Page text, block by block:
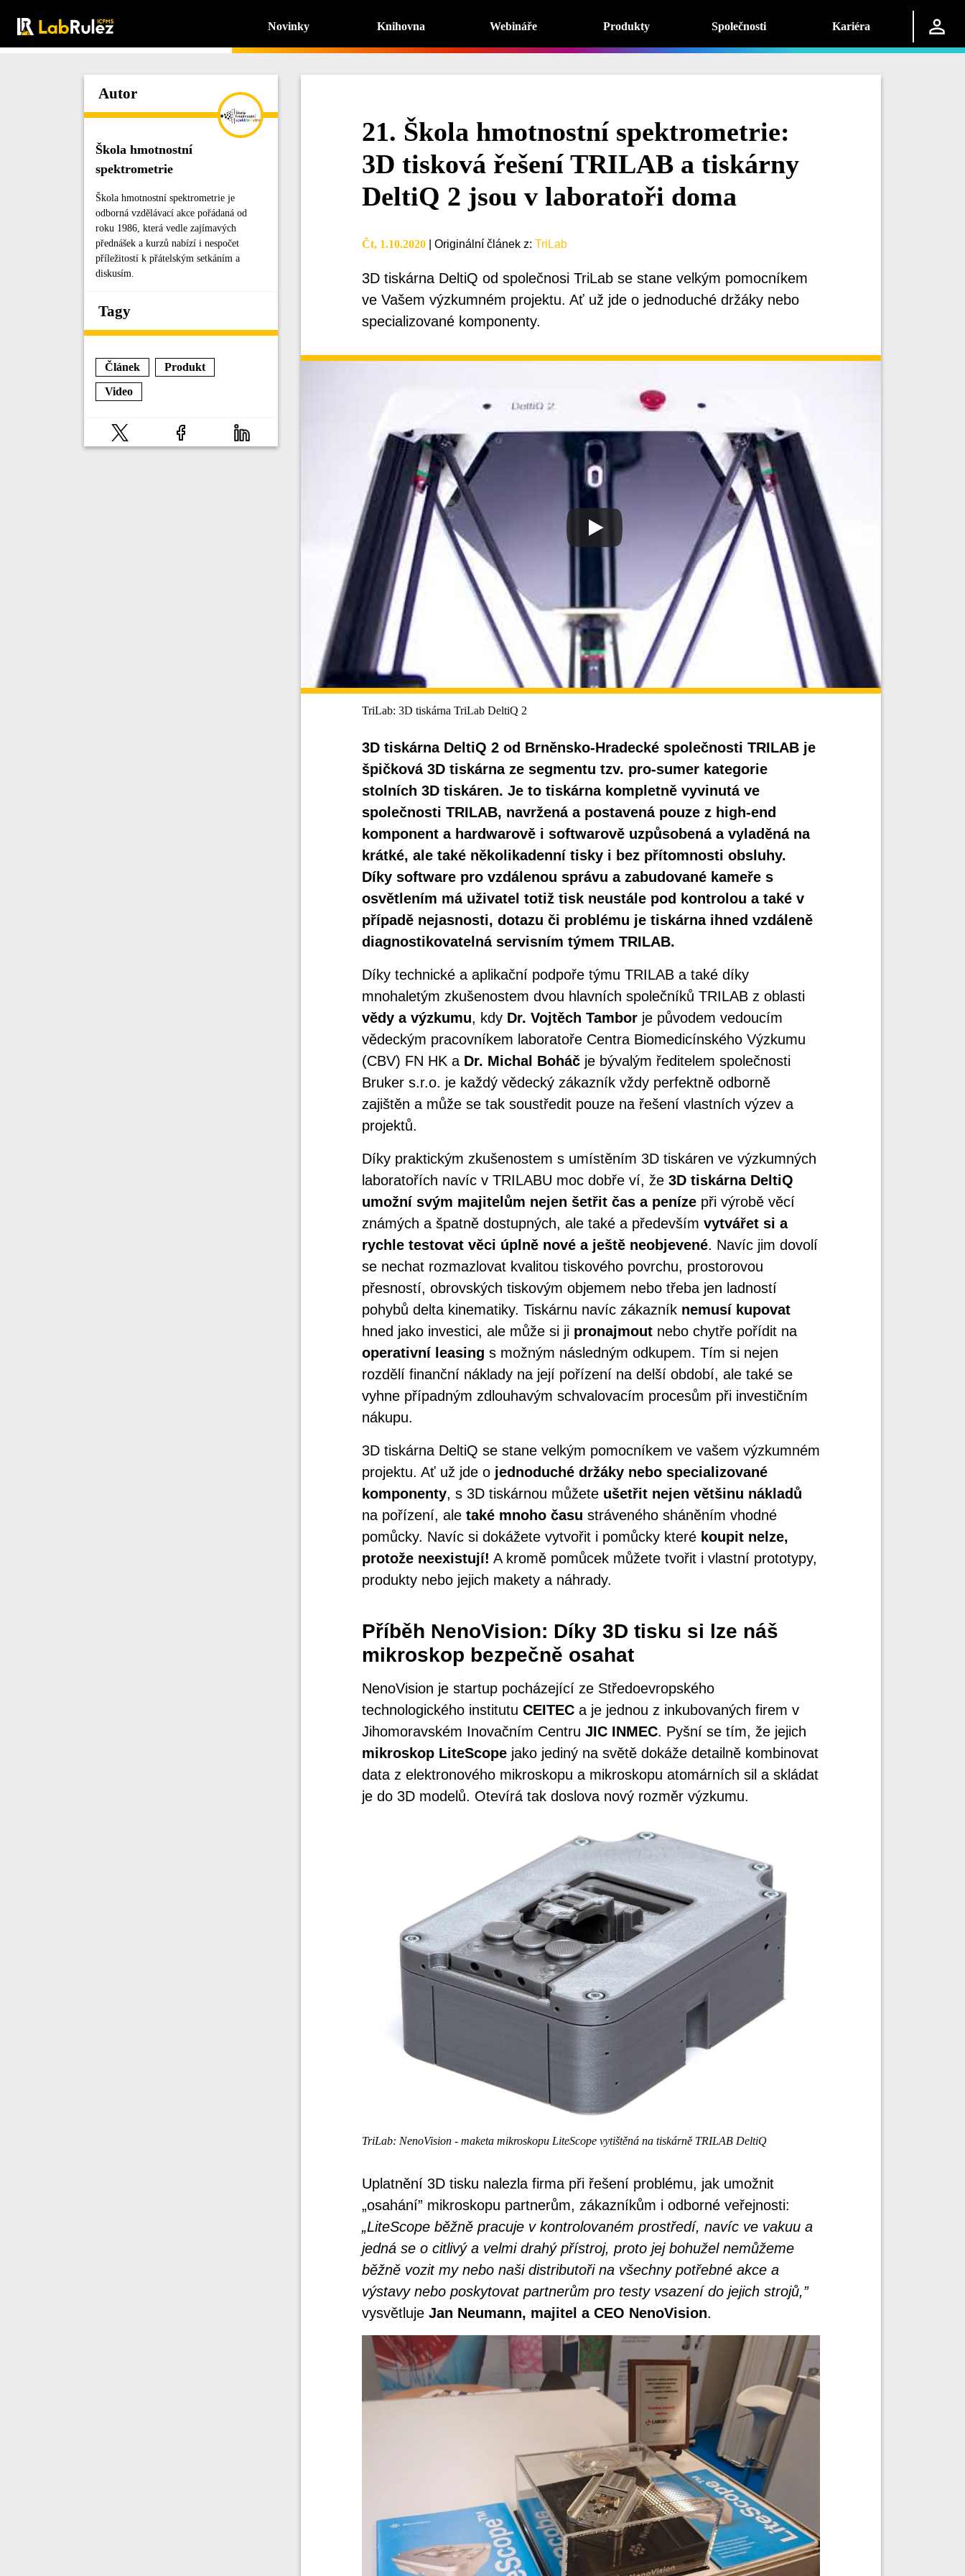
Novinky Knihovna Webináře Produkty Společnosti Kariéra
Autor
Škola hmotnostní
spektrometrie
Škola hmotnostní spektrometrie je
odborná vzdělávací akce pořádaná od
roku 1986, která vedle zajímavých
přednášek a kurzů nabízí i nespočet
příležitostí k přátelským setkáním a
diskusím.
Tagy
Článek
Produkt
Video
21. Škola hmotnostní spektrometrie:
3D tisková řešení TRILAB a tiskárny
DeltiQ 2 jsou v laboratoři doma
Čt, 1.10.2020 Originální článek z: TriLab
3D tiskárna DeltiQ od společnosi TriLab se stane velkým pomocníkem
ve Vašem výzkumném projektu. Ať už jde o jednoduché držáky nebo
specializované komponenty.
TriLab: 3D tiskárna TriLab DeltiQ 2
3D tiskárna DeltiQ 2 od Brněnsko-Hradecké společnosti TRILAB je
špičková 3D tiskárna ze segmentu tzv. pro-sumer kategorie
stolních 3D tiskáren. Je to tiskárna kompletně vyvinutá ve
společnosti TRILAB, navržená a postavená pouze z high-end
komponent a hardwarově i softwarově uzpůsobená a vyladěná na
krátké, ale také několikadenní tisky i bez přítomnosti obsluhy.
Díky software pro vzdálenou správu a zabudované kameře s
osvětlením má uživatel totiž tisk neustále pod kontrolou a také v
případě nejasnosti, dotazu či problému je tiskárna ihned vzdáleně
diagnostikovatelná servisním týmem TRILAB.
Díky technické a aplikační podpoře týmu TRILAB a také díky
mnohaletým zkušenostem dvou hlavních společníků TRILAB z oblasti
vědy a výzkumu, kdy Dr. Vojtěch Tamborje původem vedoucím
vědeckým pracovníkem laboratoře Centra Biomedicínského Výzkumu
(CBV) FN HK a Dr. Michal Boháčje bývalým ředitelem společnosti
Bruker s.r.o. je každý vědecký zákazník vždy perfektně odborně
zajištěn a může se tak soustředit pouze na řešení vlastních výzev a
projektů.
Díky praktickým zkušenostem s umístěním 3D tiskáren ve výzkumných
laboratořích navíc v TRILABU moc dobře ví, že 3D tiskárna DeltiQ
umožní svým majitelům nejen šetřit čas a penízepři výrobě věcí
známých a špatně dostupných, ale také a především vytvářet si a
rychle testovat věci úplně nové a ještě neobjevené. Navíc jim dovolí
se nechat rozmazlovat kvalitou tiskového povrchu, prostorovou
přesností, obrovských tiskovým objemem nebo třeba jen ladností
pohybů delta kinematiky. Tiskárnu navíc zákazník nemusí kupovat
hned jako investici, ale může si ji pronajmoutnebo chytře pořídit na
operativní leasing s možným následným odkupem. Tím si nejen
rozdělí finanční náklady na její pořízení na delší období, ale také se
vyhne případným zdlouhavým schvalovacím procesům při investičním
nákupu.
3D tiskárna DeltiQ se stane velkým pomocníkem ve vašem výzkumném
projektu. Ať už jde o jednoduché držáky nebo specializované
komponenty, s 3D tiskárnou můžete ušetřit nejen většinu nákladů
na pořízení, ale také mnoho času stráveného sháněním vhodné
pomůcky. Navíc si dokážete vytvořit i pomůcky které koupit nelze,
protože neexistují! A kromě pomůcek můžete tvořit i vlastní prototypy,
produkty nebo jejich makety a náhrady.
Příběh NenoVision: Díky 3D tisku si lze náš
mikroskop bezpečně osahat
NenoVision je startup pocházející ze Středoevropského
technologického institutu CEITECa je jednou z inkubovaných firem v
Jihomoravském Inovačním Centru JIC INMEC. Pyšní se tím, že jejich
mikroskop LiteScopejako jediný na světě dokáže detailně kombinovat
data z elektronového mikroskopu a mikroskopu atomárních sil a skládat
je do 3D modelů. Otevírá tak doslova nový rozměr výzkumu.
TriLab: NenoVision - maketa mikroskopu LiteScope vytištěná na tiskárně TRILAB DeltiQ
Uplatnění 3D tisku nalezla firma při řešení problému, jak umožnit
„osahání” mikroskopu partnerům, zákazníkům i odborné veřejnosti:
„LiteScope běžně pracuje v kontrolovaném prostředí, navíc ve vakuu a
jedná se o citlivý a velmi drahý přístroj, proto jej bohužel nemůžeme
běžně vozit my nebo naši distributoři na všechny potřebné akce a
výstavy nebo poskytovat partnerům pro testy vsazení do jejich strojů,”
vysvětluje Jan Neumann, majitel a CEO NenoVision.